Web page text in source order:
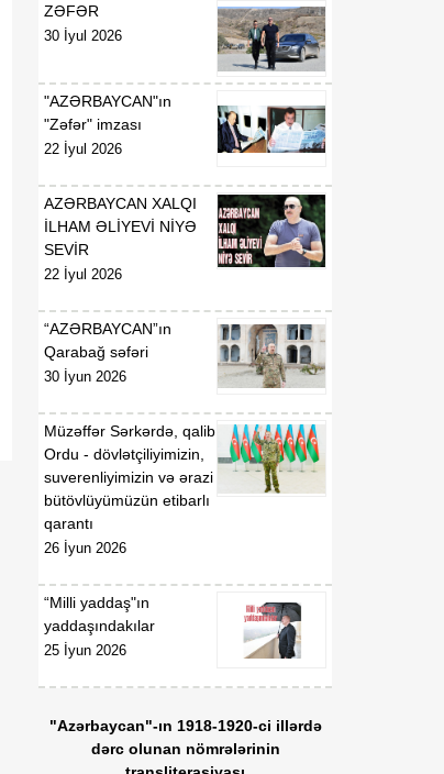
İqtisadiyyat Nazirliyi
haqqında Əsasnamə"nin
Respublikası İqtisadiyyat
Nazirliyinin fəaliyyətinin
təmin edilməsi və
"Azərbaycan Respublikası
fəaliyyətinin
təkmilləşdirilməsi ilə bağlı
tədbirlər haqqında"
Azərbaycan Respublikası
dekabr tarixli 504 nömrəli
Fərmanında dəyişikliklər
edilməsi barədə"
Azərbaycan Respublikası
fevral tarixli 111 nömrəli
Fərmanında dəyişiklik
edilməsi haqqında"
Azərbaycan Respublikası
Prezidentinin 2019-cu il 30
dekabr tarixli 911 nömrəli
edilməsi barədə" 2020-ci il
12 may tarixli 1017
nömrəli fərmanlarında
dəyişiklik edilməsi
haqqında
B.Ə.Aslanbəylinin "Şöhrət"
ordeni ilə təltif edilməsi
00:52
07 Avqust
ZƏFƏR
30 İyul 2026
"AZƏRBAYCAN"ın
"Zəfər" imzası
22 İyul 2026
AZƏRBAYCAN XALQI
İLHAM ƏLİYEVİ NİYƏ
SEVİR
22 İyul 2026
“AZƏRBAYCAN”ın
Qarabağ səfəri
30 İyun 2026
Müzəffər Sərkərdə, qalib
Ordu - dövlətçiliyimizin,
suverenliyimizin və ərazi
bütövlüyümüzün etibarlı
qarantı
26 İyun 2026
“Milli yaddaş"ın
yaddaşındakılar
25 İyun 2026
"Azərbaycan"-ın 1918-1920-ci illərdə
dərc olunan nömrələrinin